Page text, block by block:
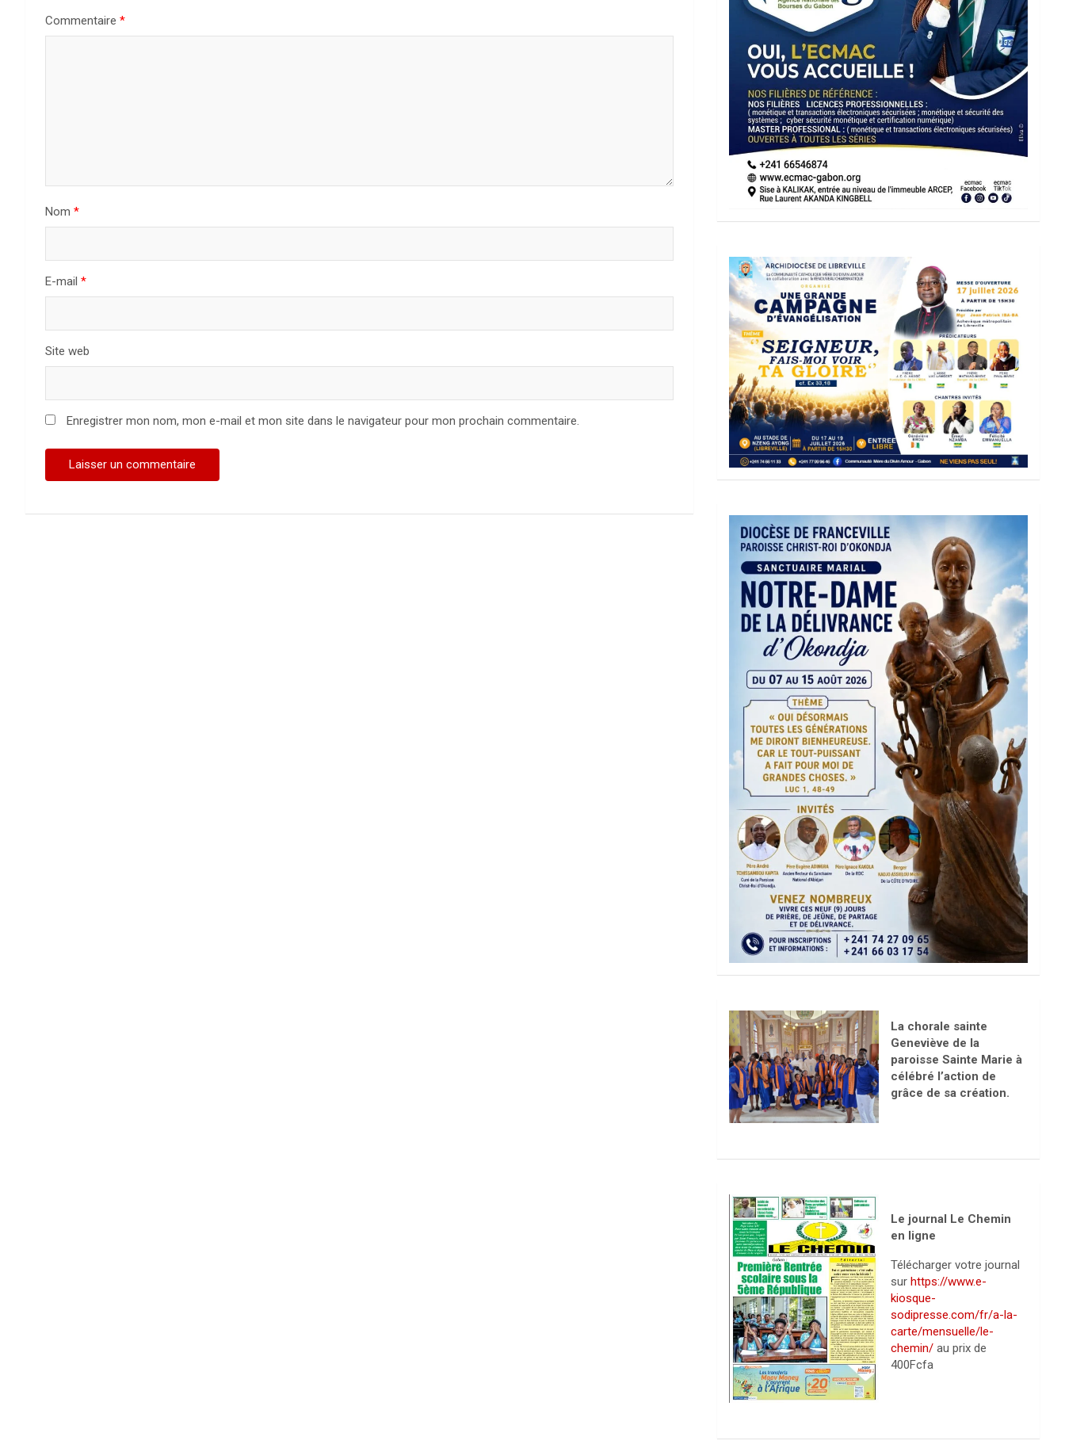
Commentaire *
Nom *
E-mail *
Site web
Enregistrer mon nom, mon e-mail et mon site dans le navigateur pour mon prochain commentaire.
La chorale sainte
Geneviève de la
paroisse Sainte Marie à
célébré l’action de
grâce de sa création.
Le journal Le Chemin
en ligne
Télécharger votre journal
sur https://www.e-
kiosque-
sodipresse.com/fr/a-la-
carte/mensuelle/le-
chemin/au prix de
400Fcfa